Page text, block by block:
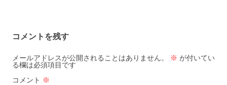
コメントを残す
メールアドレスが公開されることはありません。 ※ が付いてい
る欄は必須項目です
コメント ※